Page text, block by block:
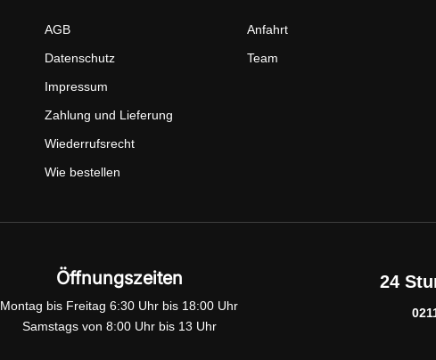
AGB
Datenschutz
Impressum
Zahlung und Lieferung
Wiederrufsrecht
Wie bestellen
Anfahrt
Team
Öffnungszeiten
Montag bis Freitag 6:30 Uhr bis 18:00 Uhr
Samstags von 8:00 Uhr bis 13 Uhr
24